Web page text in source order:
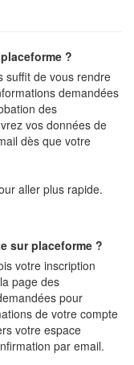
?
suffit de vous rendre
demandées
des
vos données de
dès que votre
aller plus rapide.
sur placeforme ?
votre inscription
page des
pour
de votre compte
votre espace
par email.